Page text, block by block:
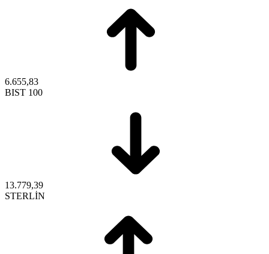
6.655,83
BIST 100
13.779,39
STERLİN